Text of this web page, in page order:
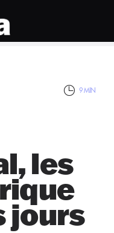
9 MIN
les
jours